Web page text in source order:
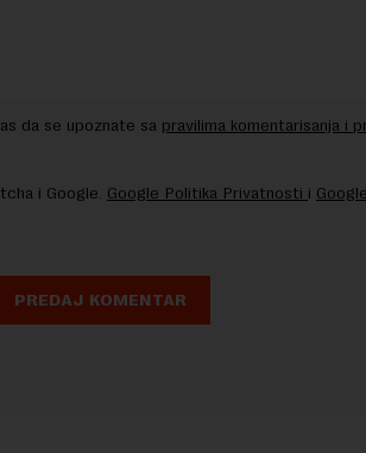
da se upoznate sa pravilima komentarisanja i
i Google. Google Politika Privatnosti i